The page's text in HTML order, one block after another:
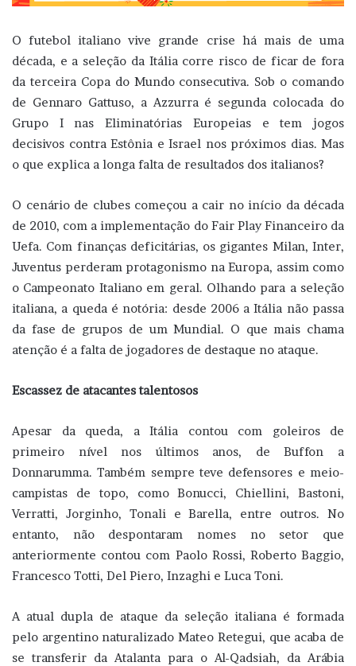
O futebol italiano vive grande crise há mais de uma
década, e a seleção da Itália corre risco de ficar de fora
da terceira Copa do Mundo consecutiva. Sob o comando
de Gennaro Gattuso, a Azzurra é segunda colocada do
Grupo I nas Eliminatórias Europeias e tem jogos
decisivos contra Estônia e Israel nos próximos dias. Mas
o que explica a longa falta de resultados dos italianos?
O cenário de clubes começou a cair no início da década
de 2010, com a implementação do Fair Play Financeiro da
Uefa. Com finanças deficitárias, os gigantes Milan, Inter,
Juventus perderam protagonismo na Europa, assim como
o Campeonato Italiano em geral. Olhando para a seleção
italiana, a queda é notória: desde 2006 a Itália não passa
da fase de grupos de um Mundial. O que mais chama
atenção é a falta de jogadores de destaque no ataque.
Escassez de atacantes talentosos
Apesar da queda, a Itália contou com goleiros de
primeiro nível nos últimos anos, de Buffon a
Donnarumma. Também sempre teve defensores e meio-
campistas de topo, como Bonucci, Chiellini, Bastoni,
Verratti, Jorginho, Tonali e Barella, entre outros. No
entanto, não despontaram nomes no setor que
anteriormente contou com Paolo Rossi, Roberto Baggio,
Francesco Totti, Del Piero, Inzaghi e Luca Toni.
A atual dupla de ataque da seleção italiana é formada
pelo argentino naturalizado Mateo Retegui, que acaba de
se transferir da Atalanta para o Al-Qadsiah, da Arábia